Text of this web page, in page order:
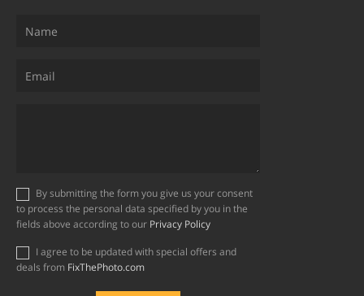
to process the personal data specified by you in the
fields above according to our Privacy Policy
deals from FixThePhoto.com